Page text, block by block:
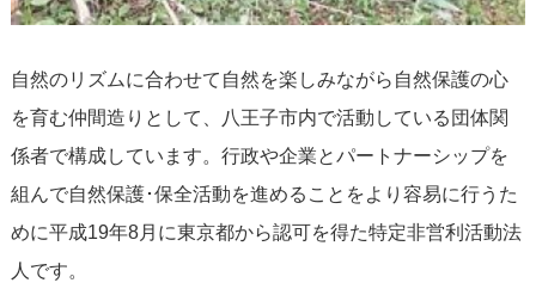
自然のリズムに合わせて自然を楽しみながら自然保護の心
を育む仲間造りとして、八王子市内で活動している団体関
係者で構成しています。行政や企業とパートナーシップを
組んで自然保護･保全活動を進めることをより容易に行うた
めに平成19年8月に東京都から認可を得た特定非営利活動法
人です。